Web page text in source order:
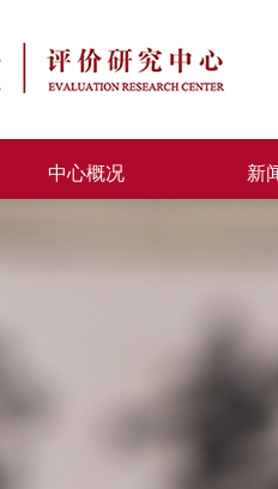
中心概况 新